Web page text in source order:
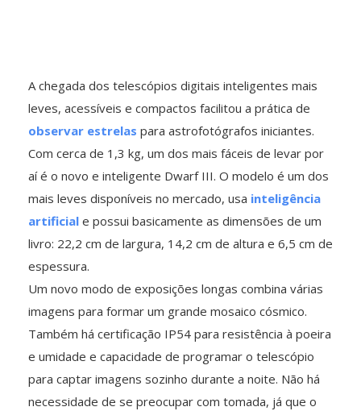
A chegada dos telescópios digitais inteligentes mais
leves, acessíveis e compactos facilitou a prática de
observar estrelas para astrofotógrafos iniciantes.
Com cerca de 1,3 kg, um dos mais fáceis de levar por
aí é o novo e inteligente Dwarf III. O modelo é um dos
mais leves disponíveis no mercado, usa inteligência
artificial e possui basicamente as dimensões de um
livro: 22,2 cm de largura, 14,2 cm de altura e 6,5 cm de
espessura.
Um novo modo de exposições longas combina várias
imagens para formar um grande mosaico cósmico.
Também há certificação IP54 para resistência à poeira
e umidade e capacidade de programar o telescópio
para captar imagens sozinho durante a noite. Não há
necessidade de se preocupar com tomada, já que o